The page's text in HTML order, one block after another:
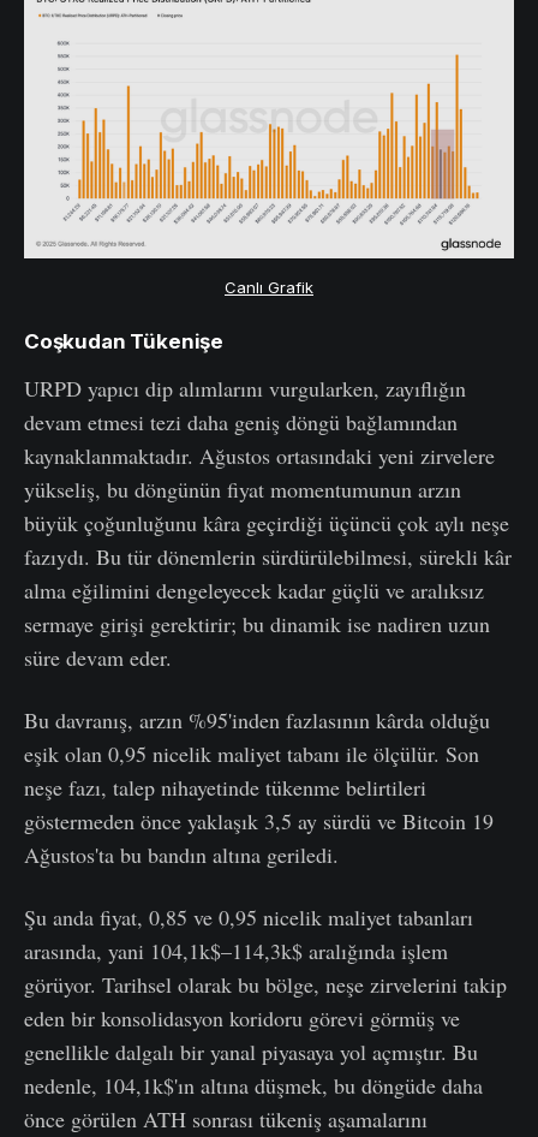
Canlı Grafik
Coşkudan Tükenişe
URPD yapıcı dip alımlarını vurgularken, zayıflığın
devam etmesi tezi daha geniş döngü bağlamından
kaynaklanmaktadır. Ağustos ortasındaki yeni zirvelere
yükseliş, bu döngünün fiyat momentumunun arzın
büyük çoğunluğunu kâra geçirdiği üçüncü çok aylı neşe
fazıydı. Bu tür dönemlerin sürdürülebilmesi, sürekli kâr
alma eğilimini dengeleyecek kadar güçlü ve aralıksız
sermaye girişi gerektirir; bu dinamik ise nadiren uzun
süre devam eder.
Bu davranış, arzın %95'inden fazlasının kârda olduğu
eşik olan 0,95 nicelik maliyet tabanı ile ölçülür. Son
neşe fazı, talep nihayetinde tükenme belirtileri
göstermeden önce yaklaşık 3,5 ay sürdü ve Bitcoin 19
Ağustos'ta bu bandın altına geriledi.
Şu anda fiyat, 0,85 ve 0,95 nicelik maliyet tabanları
arasında, yani 104,1k$–114,3k$ aralığında işlem
görüyor. Tarihsel olarak bu bölge, neşe zirvelerini takip
eden bir konsolidasyon koridoru görevi görmüş ve
genellikle dalgalı bir yanal piyasaya yol açmıştır. Bu
nedenle, 104,1k$'ın altına düşmek, bu döngüde daha
önce görülen ATH sonrası tükeniş aşamalarını